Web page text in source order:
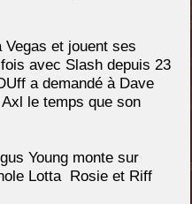
et jouent ses
avec Slash depuis 23
a demandé à Dave
le temps que son
Young monte sur
Lotta Rosie et Riff